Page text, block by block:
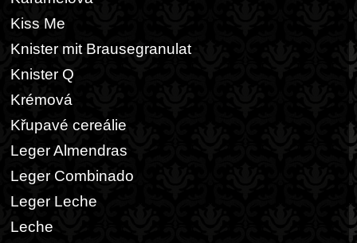
Kiss Me
Knister mit Brausegranulat
Knister Q
Krémová
Křupavé cereálie
Leger Almendras
Leger Combinado
Leger Leche
Leche